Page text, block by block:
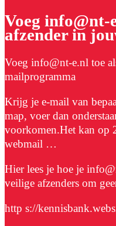
Voeg info@nt-
afzender in
Voeg info@nt-e.nl toe
mailprogramma
Krijg je e-mail van
map, voer dan
voorkomen.Het kan op
webmail …
Hier lees je hoe je
veilige afzenders om
http s://